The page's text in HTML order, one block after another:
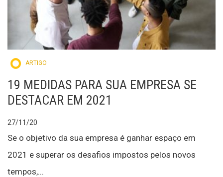
ARTIGO
19 MEDIDAS PARA SUA EMPRESA SE
DESTACAR EM 2021
27/11/20
Se o objetivo da sua empresa é ganhar espaço em
2021 e superar os desafios impostos pelos novos
tempos,...